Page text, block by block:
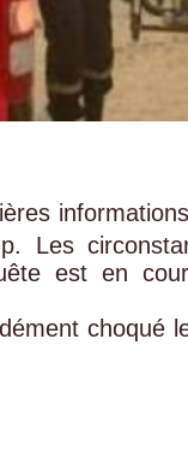
Les
est en
choqué